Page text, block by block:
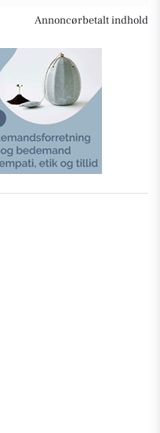
Annoncørbetalt indhold